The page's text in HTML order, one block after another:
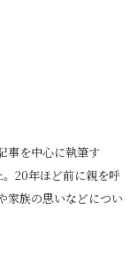
事を中心に執筆す
20年ほど前に親を呼
家族の思いなどについ